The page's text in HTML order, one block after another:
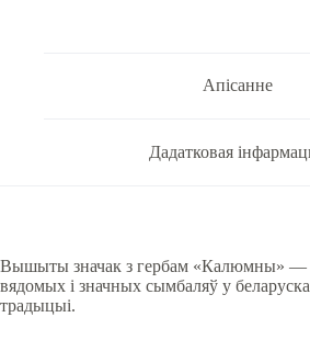
Апісанне
Дадатковая
Вышыты значак з гербам «Калюмны» —
вядомых і значных сымбаляў у
традыцыі.